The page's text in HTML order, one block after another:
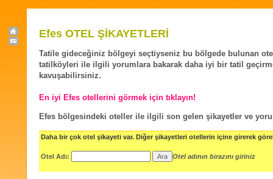
Efes OTEL ŞİKAYETLERİ
Tatile gideceğiniz bölgeyi seçtiyseniz bu bölgede bulunan
tatilköyleri ile ilgili yorumlara bakarak daha iyi bir tatil
kavuşabilirsiniz.
En iyi Efes otellerini görmek için tıklayın!
Efes bölgesindeki oteller ile ilgili son gelen şikayetler ve
Daha bir çok otel şikayeti var. Diğer şikayetleri otellerin içine girerek
Otel Adı: Otel adının birazını giriniz